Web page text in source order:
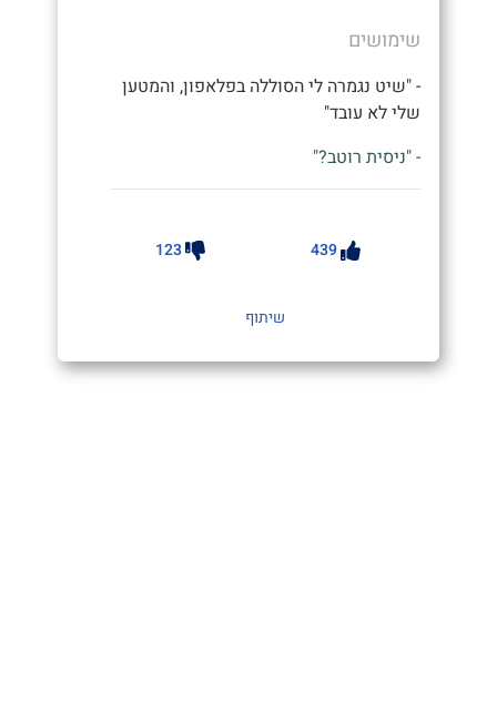
שימושים
- "שיט נגמרה לי הסוללה בפלאפון, והמטען
שלי לא עובד"
- "ניסית רוטב?"
439
123
שיתוף